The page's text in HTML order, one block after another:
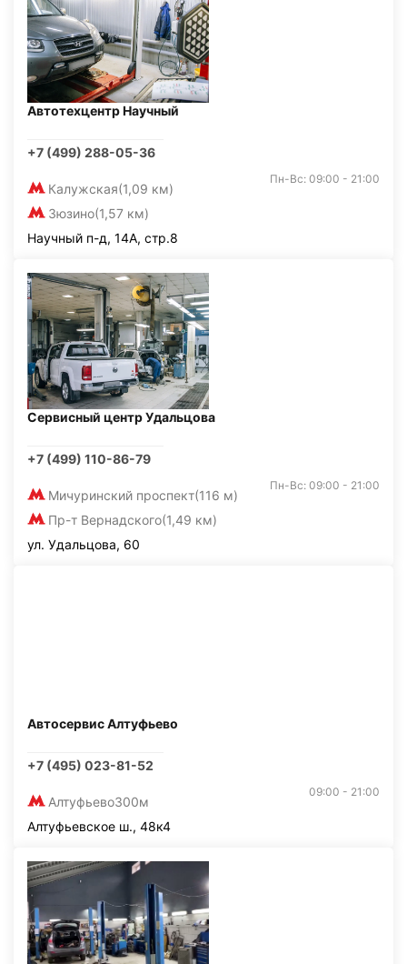
Автотехцентр Научный
+7 (499) 288-05-36
Калужская(1,09 км)
Зюзино(1,57 км)
Пн-Вс: 09:00 - 21:00
Научный п-д, 14А, стр.8
Сервисный центр Удальцова
+7 (499) 110-86-79
Мичуринский проспект(116 м)
Пр-т Вернадского(1,49 км)
Пн-Вс: 09:00 - 21:00
ул. Удальцова, 60
Автосервис Алтуфьево
+7 (495) 023-81-52
Алтуфьево300м
09:00 - 21:00
Алтуфьевское ш., 48к4